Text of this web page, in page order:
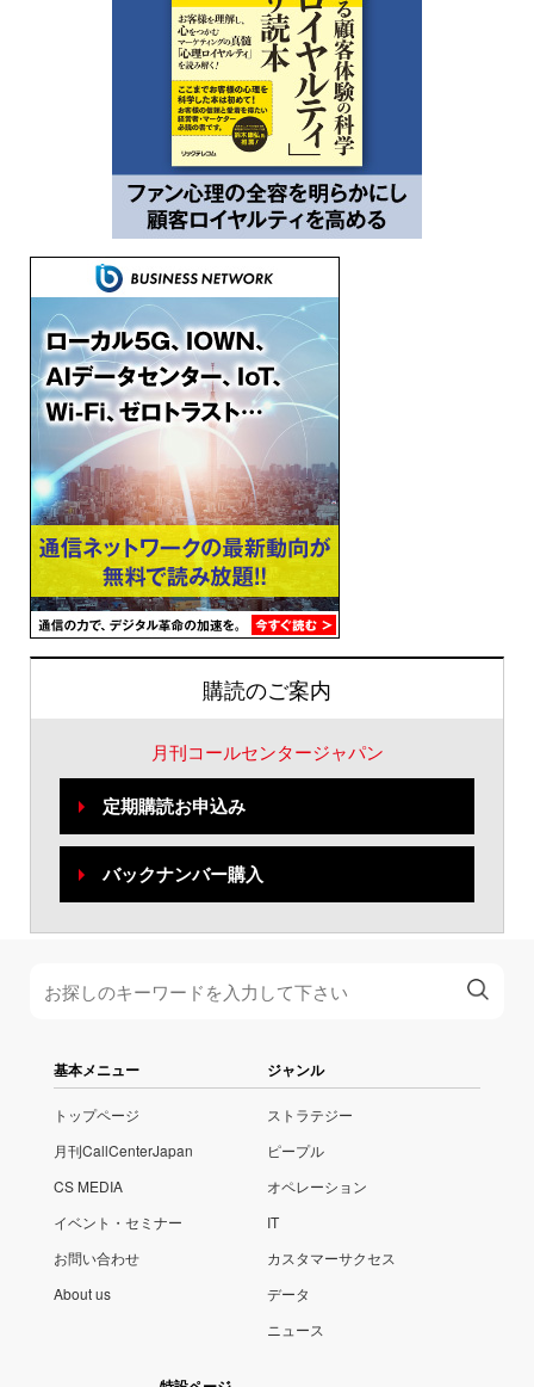
購読のご案内
月刊コールセンタージャパン
定期購読お申込み
バックナンバー購入
基本メニュー
トップページ
月刊CallCenterJapan
CS MEDIA
イベント・セミナー
お問い合わせ
About us
ジャンル
ストラテジー
ピープル
オペレーション
IT
カスタマーサクセス
データ
ニュース